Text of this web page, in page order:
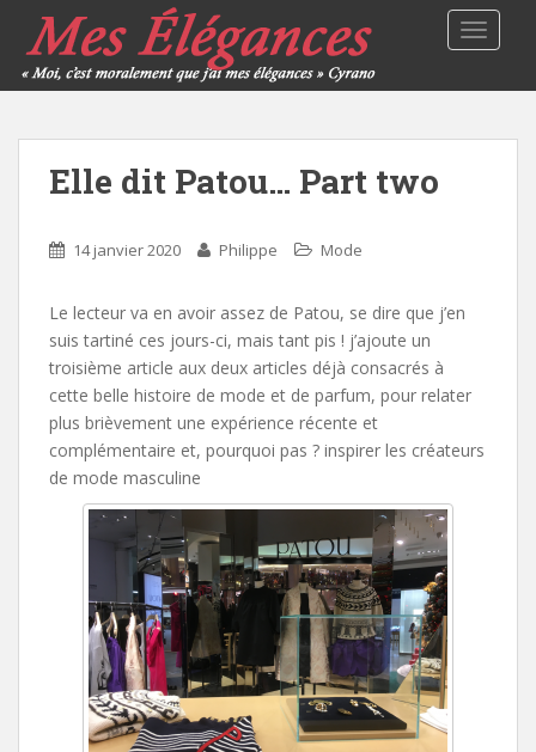
Elle dit Patou… Part two
14 janvier 2020 Philippe Mode
Le lecteur va en avoir assez de Patou, se dire que j’en
suis tartiné ces jours-ci, mais tant pis ! j’ajoute un
troisième article aux deux articles déjà consacrés à
cette belle histoire de mode et de parfum, pour relater
plus brièvement une expérience récente et
complémentaire et, pourquoi pas ? inspirer les créateurs
de mode masculine